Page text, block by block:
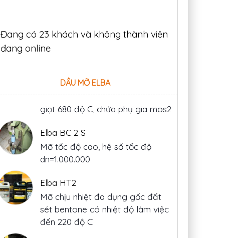
Foodmax HTF Foodmax Multi Spray
Đang có 23 khách và không thành viên
đang online
DẦU MỠ ELBA
Mỡ tốc độ cao, hệ số tốc độ
dn=1.000.000
Mỡ chịu nhiệt đa dụng gốc đất
sét bentone có nhiệt độ làm việc
đến 220 độ C